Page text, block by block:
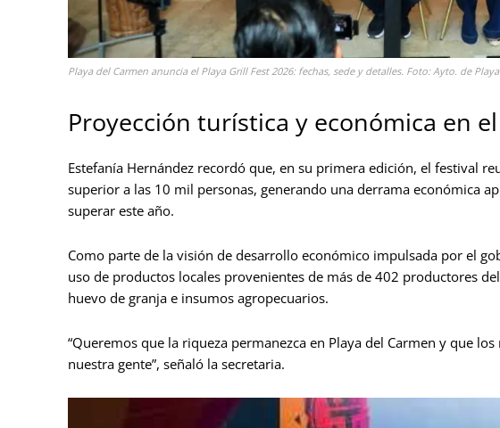
Playa del Carmen anuncia el Playa Grill Fest 2026: fechas, sede y detalles. Foto: Ayto. de
Proyección turística y económica en
Estefanía Hernández recordó que, en su primera edición, el festival
superior a las 10 mil personas, generando una derrama económica
superar este año.
Como parte de la visión de desarrollo económico impulsada por el
uso de productos locales provenientes de más de 402 productores
huevo de granja e insumos agropecuarios.
“Queremos que la riqueza permanezca en Playa del Carmen y que
nuestra gente”, señaló la secretaria.